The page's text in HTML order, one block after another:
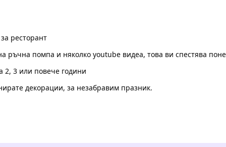
ресторант
ръчна помпа и няколко youtube видеа, това ви спестява
2, 3 или повече години
декорации, за незабравим празник.